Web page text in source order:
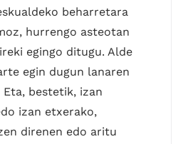
beharretara
hurrengo asteotan
egingo ditugu. Alde
egin dugun lanaren
bestetik, izan
izan etxerako,
direnen edo aritu